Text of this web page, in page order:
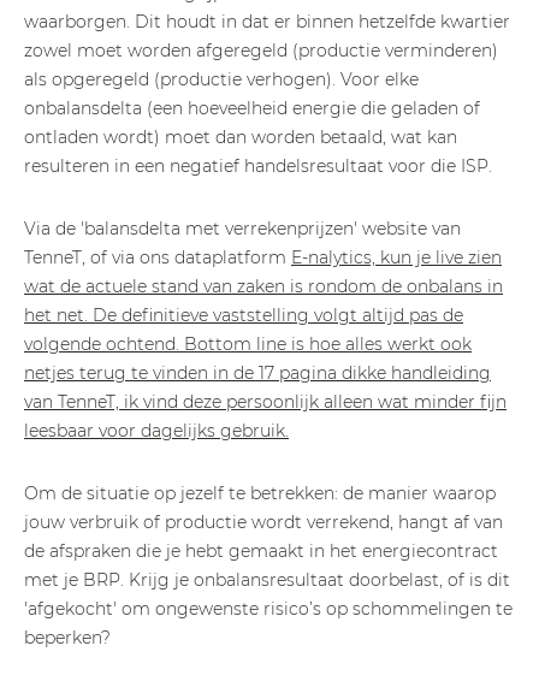
waarborgen. Dit houdt in dat er binnen hetzelfde kwartier
zowel moet worden afgeregeld (productie verminderen)
als opgeregeld (productie verhogen). Voor elke
onbalansdelta (een hoeveelheid energie die geladen of
ontladen wordt) moet dan worden betaald, wat kan
resulteren in een negatief handelsresultaat voor die ISP.
Via de 'balansdelta met verrekenprijzen' website van
TenneT, of via ons dataplatform E-nalytics, kun je live zien
wat de actuele stand van zaken is rondom de onbalans in
het net. De definitieve vaststelling volgt altijd pas de
volgende ochtend. Bottom line is hoe alles werkt ook
netjes terug te vinden in de 17 pagina dikke handleiding
van TenneT, ik vind deze persoonlijk alleen wat minder fijn
leesbaar voor dagelijks gebruik.
Om de situatie op jezelf te betrekken: de manier waarop
jouw verbruik of productie wordt verrekend, hangt af van
de afspraken die je hebt gemaakt in het energiecontract
met je BRP. Krijg je onbalansresultaat doorbelast, of is dit
'afgekocht' om ongewenste risico’s op schommelingen te
beperken?